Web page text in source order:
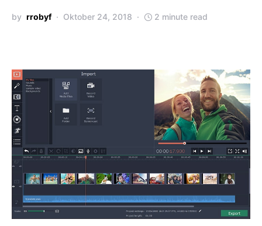
by rrobyf Oktober 24, 2018 2 minute read